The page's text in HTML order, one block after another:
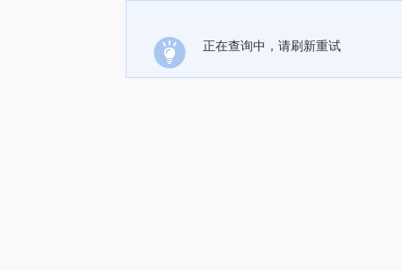
正在查询中，请刷新重试